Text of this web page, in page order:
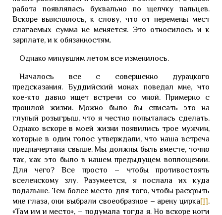
работа появлялась буквально по щелчку пальцев.
Вскоре выяснялось, к слову, что от перемены мест
слагаемых сумма не меняется. Это относилось и к
зарплате, и к обязанностям.
Однако минувшим летом все изменилось.
Началось все с совершенно дурацкого
предсказания. Буддийский монах поведал мне, что
кое-кто давно ищет встречи со мной. Примерно с
прошлой жизни. Можно было бы списать это на
глупый розыгрыш, что я честно попыталась сделать.
Однако вскоре в моей жизни появились трое мужчин,
которые в один голос утверждали, что наша встреча
предначертана свыше. Мы должны быть вместе, точно
так, как это было в нашем предыдущем воплощении.
Для чего? Все просто – чтобы противостоять
вселенскому злу. Разумеется, я послала их куда
подальше. Тем более место для того, чтобы раскрыть
мне глаза, они выбрали своеобразное – арену цирка[1].
«Там им и место», – подумала тогда я. Но вскоре ноги